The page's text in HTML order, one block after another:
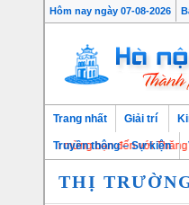
Hôm nay ngày 07-08-2026
Chào mừng bạn đến với Thăng Long
Trang nhất Giải trí
Truyền thông – Sự kiện
THỊ